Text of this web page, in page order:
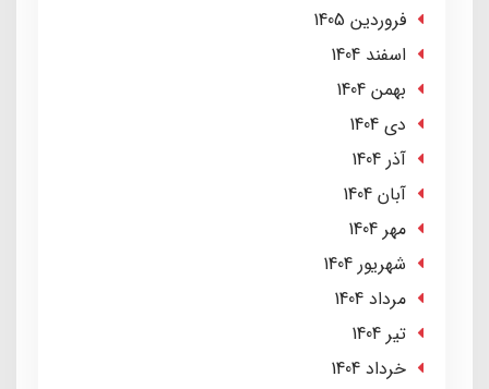
فروردین 1405
اسفند 1404
بهمن 1404
دی 1404
آذر 1404
آبان 1404
مهر 1404
شهریور 1404
مرداد 1404
تير 1404
خرداد 1404